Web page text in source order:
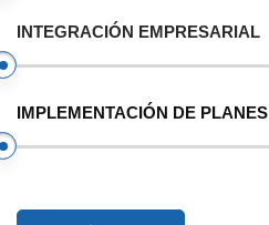
INTEGRACIÓN EMPRESARIAL
IMPLEMENTACIÓN DE PLANES